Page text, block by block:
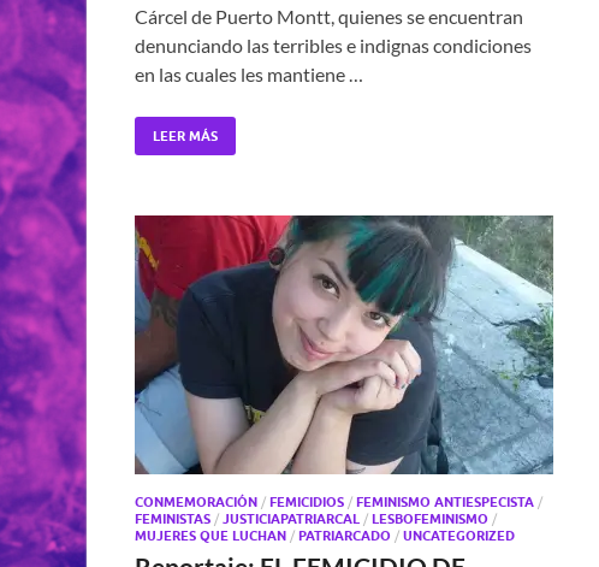
Cárcel de Puerto Montt, quienes se encuentran
denunciando las terribles e indignas condiciones
en las cuales les mantiene …
LEER MÁS
CONMEMORACIÓN / FEMICIDIOS / FEMINISMO ANTIESPECISTA /
FEMINISTAS / JUSTICIAPATRIARCAL / LESBOFEMINISMO /
MUJERES QUE LUCHAN / PATRIARCADO / UNCATEGORIZED